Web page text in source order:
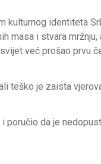
identiteta
masa i stvara mržnju,
već prošao prvu
teško je zaista
i poručio da je